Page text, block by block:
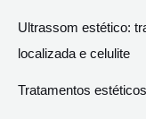
Ultrassom estético:
localizada e celulite
Tratamentos